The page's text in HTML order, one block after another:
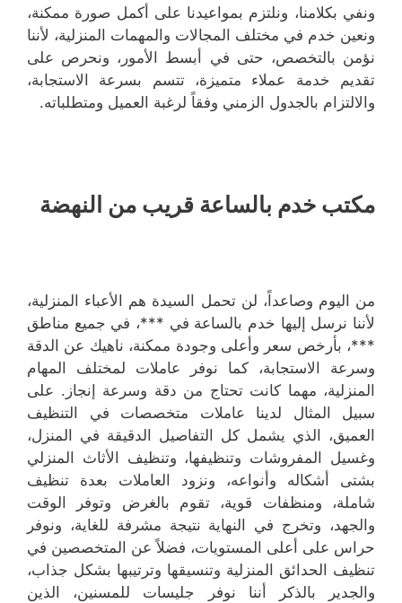
ونفي بكلامنا، ونلتزم بمواعيدنا على أكمل صورة ممكنة،
ونعين خدم في مختلف المجالات والمهمات المنزلية، لأننا
نؤمن بالتخصص، حتى في أبسط الأمور، ونحرص على
تقديم خدمة عملاء متميزة، تتسم بسرعة الاستجابة،
والالتزام بالجدول الزمني وفقاً لرغبة العميل ومتطلباته.
مكتب خدم بالساعة قريب من النهضة
من اليوم وصاعداً، لن تحمل السيدة هم الأعباء المنزلية،
لأننا نرسل إليها خدم بالساعة في ***، في جميع مناطق
***، بأرخص سعر وأعلى وجودة ممكنة، ناهيك عن الدقة
وسرعة الاستجابة، كما نوفر عاملات لمختلف المهام
المنزلية، مهما كانت تحتاج من دقة وسرعة إنجاز. على
سبيل المثال لدينا عاملات متخصصات في التنظيف
العميق، الذي يشمل كل التفاصيل الدقيقة في المنزل،
وغسيل المفروشات وتنظيفها، وتنظيف الأثاث المنزلي
بشتى أشكاله وأنواعه، ونزود العاملات بعدة تنظيف
شاملة، ومنظفات قوية، تقوم بالغرض وتوفر الوقت
والجهد، وتخرج في النهاية نتيجة مشرفة للغاية، ونوفر
حراس على أعلى المستويات، فضلاً عن المتخصصين في
تنظيف الحدائق المنزلية وتنسيقها وترتيبها بشكل جذاب،
والجدير بالذكر أننا نوفر جليسات للمسنين، الذين